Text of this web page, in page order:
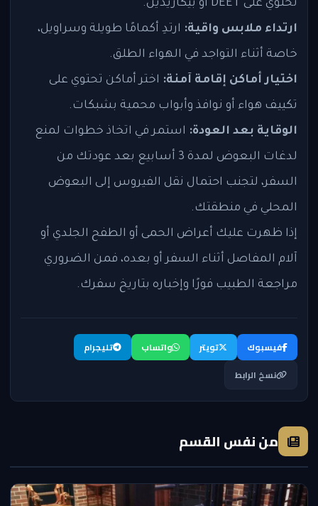
تحتوي على DEET أو بيكاريدين.
ارتداء ملابس واقية: ارتدِ أكمامًا طويلة وسراويل،
خاصة أثناء التواجد في الهواء الطلق.
اختيار أماكن إقامة آمنة: اختر أماكن تحتوي على
تكييف هواء أو نوافذ وأبواب محمية بشبكات.
الوقاية بعد العودة: استمر في اتخاذ خطوات لمنع
لدغات البعوض لمدة 3 أسابيع بعد عودتك من
السفر، لتجنب احتمال نقل الفيروس إلى البعوض
المحلي في منطقتك.
إذا ظهرت عليك أعراض الحمى أو الطفح الجلدي أو
آلام المفاصل أثناء السفر أو بعده، فمن الضروري
مراجعة الطبيب فورًا وإخباره بتاريخ سفرك.
فيسبوك تويتر واتساب
تليجرام
نسخ الرابط
من نفس القسم